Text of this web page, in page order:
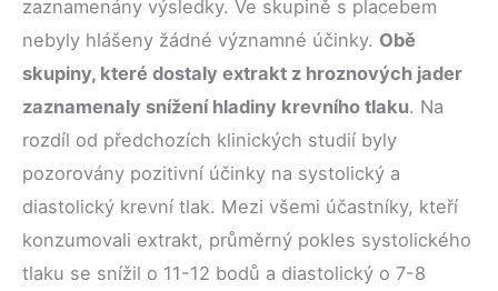
zaznamenány výsledky. Ve skupině s placebem
nebyly hlášeny žádné významné účinky. Obě
skupiny, které dostaly extrakt z hroznových jader
zaznamenaly snížení hladiny krevního tlaku. Na
rozdíl od předchozích klinických studií byly
pozorovány pozitivní účinky na systolický a
diastolický krevní tlak. Mezi všemi účastníky, kteří
konzumovali extrakt, průměrný pokles systolického
tlaku se snížil o 11-12 bodů a diastolický o 7-8